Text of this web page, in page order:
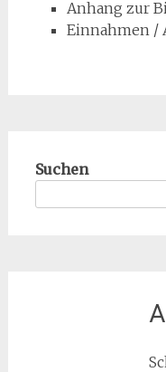
Anhang zur
Einnahmen /
Suchen